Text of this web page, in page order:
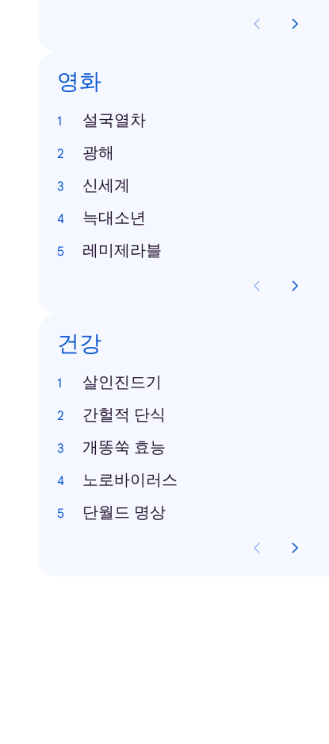
영화
설국열차
광해
신세계
늑대소년
레미제라블
건강
살인진드기
간헐적 단식
개똥쑥 효능
노로바이러스
단월드 명상